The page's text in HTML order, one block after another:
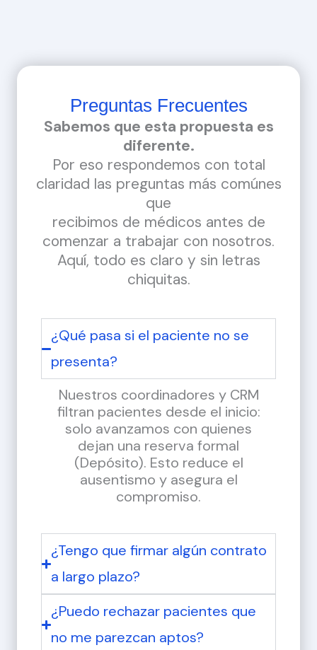
Preguntas Frecuentes
Sabemos que esta propuesta es
diferente.
Por eso respondemos con total
claridad las preguntas más comúnes
que
recibimos de médicos antes de
comenzar a trabajar con nosotros.
Aquí, todo es claro y sin letras
chiquitas.
¿Qué pasa si el paciente no se
presenta?
Nuestros coordinadores y CRM
filtran pacientes desde el inicio:
solo avanzamos con quienes
dejan una reserva formal
(Depósito). Esto reduce el
ausentismo y asegura el
compromiso.
¿Tengo que firmar algún contrato
a largo plazo?
¿Puedo rechazar pacientes que
no me parezcan aptos?